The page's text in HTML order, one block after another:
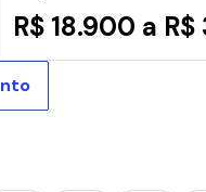
R$ 18.900 a R$